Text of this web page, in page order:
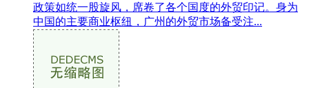
政策如统一股旋风，席卷了各个国度的外贸印记。身为
中国的主要商业枢纽，广州的外贸市场备受注...